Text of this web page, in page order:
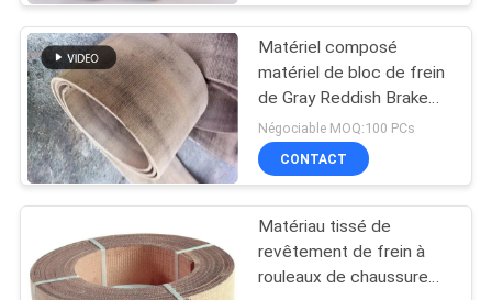
CONTRÔLE
DE
QUALITÉ
CONTACTEZ-
NOUS
DEMANDEZ
Matériel composé
matériel de bloc de frein
de Gray Reddish Brake
Shoe Lining
Négociable MOQ:100 PCs
CONTACT
Matériau tissé de
revêtement de frein à
rouleaux de chaussure